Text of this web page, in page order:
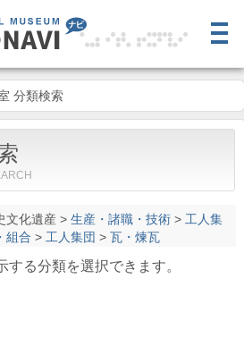
分類検索
文化遺産> 生産・諸職・技術> 工人集
組合 > 工人集団 > 瓦・煉瓦
る分類を選択できます。